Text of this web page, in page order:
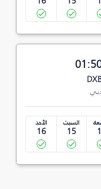
السبت
15
الأحد
16